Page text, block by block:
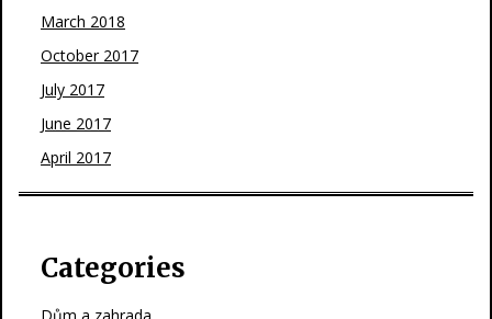
March 2018
October 2017
July 2017
June 2017
April 2017
Categories